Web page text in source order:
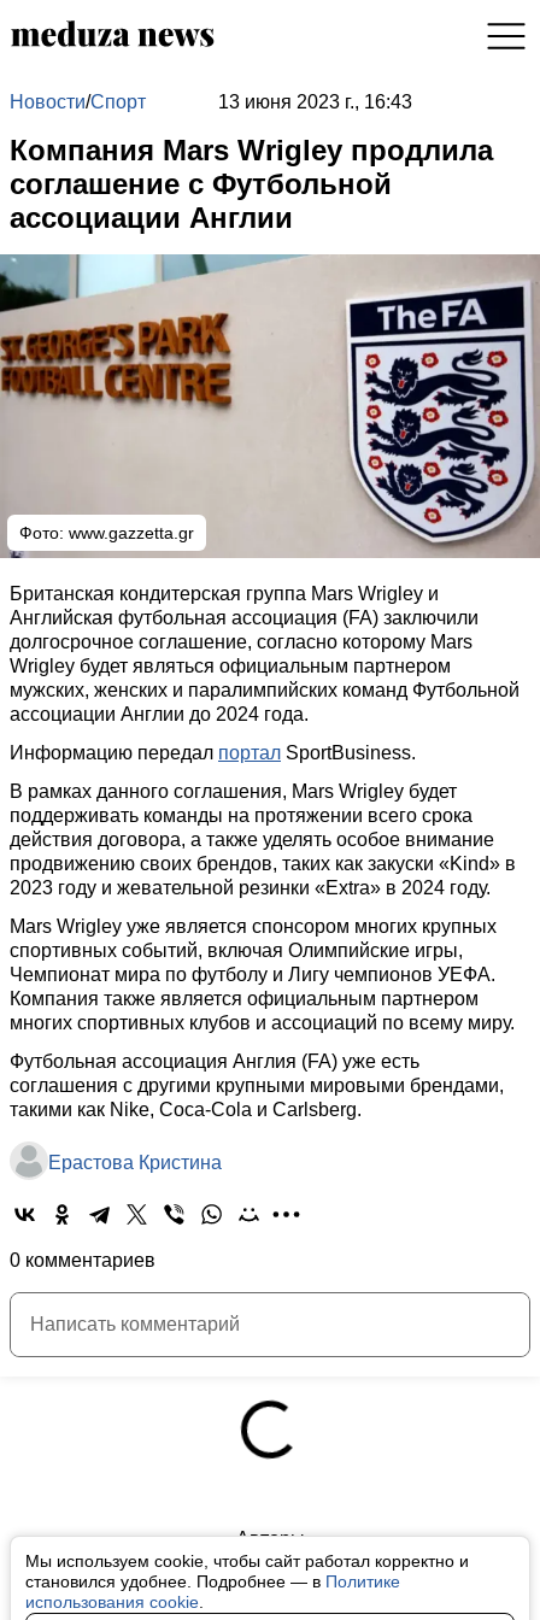
Мы используем cookie, чтобы сайт работал корректно и
становился удобнее. Подробнее — в Политике
использования cookie
Новости/Спорт 13 июня 2023 г., 16:43
Компания Mars Wrigley продлила
соглашение с Футбольной
ассоциации Англии
Фото: www.gazzetta.gr
Британская кондитерская группа Mars Wrigley и
Английская футбольная ассоциация (FA) заключили
долгосрочное соглашение, согласно которому Mars
Wrigley будет являться официальным партнером
мужских, женских и паралимпийских команд Футбольной
ассоциации Англии до 2024 года.
Информацию передал портал SportBusiness.
В рамках данного соглашения, Mars Wrigley будет
поддерживать команды на протяжении всего срока
действия договора, а также уделять особое внимание
продвижению своих брендов, таких как закуски «Kind» в
2023 году и жевательной резинки «Extra» в 2024 году.
Mars Wrigley уже является спонсором многих крупных
спортивных событий, включая Олимпийские игры,
Чемпионат мира по футболу и Лигу чемпионов УЕФА.
Компания также является официальным партнером
многих спортивных клубов и ассоциаций по всему миру.
Футбольная ассоциация Англия (FA) уже есть
соглашения с другими крупными мировыми брендами,
такими как Nike, Coca-Cola и Carlsberg.
Ерастова Кристина
0 комментариев
Авторы
О нас
Архив